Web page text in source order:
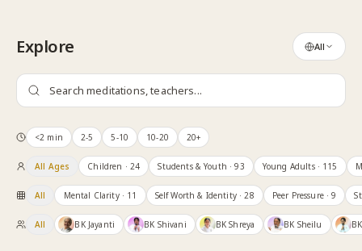
Explore All
<2 min 2-5 5-10 10-20 20+
All Ages Children · 24 Students & Youth · 93 Young Adults· 115
All Mental Clarity· 11 Self Worth & Identity· 28 Peer Pressure· 9
All BK Jayanti BK Shivani BK Shreya BK Sheilu